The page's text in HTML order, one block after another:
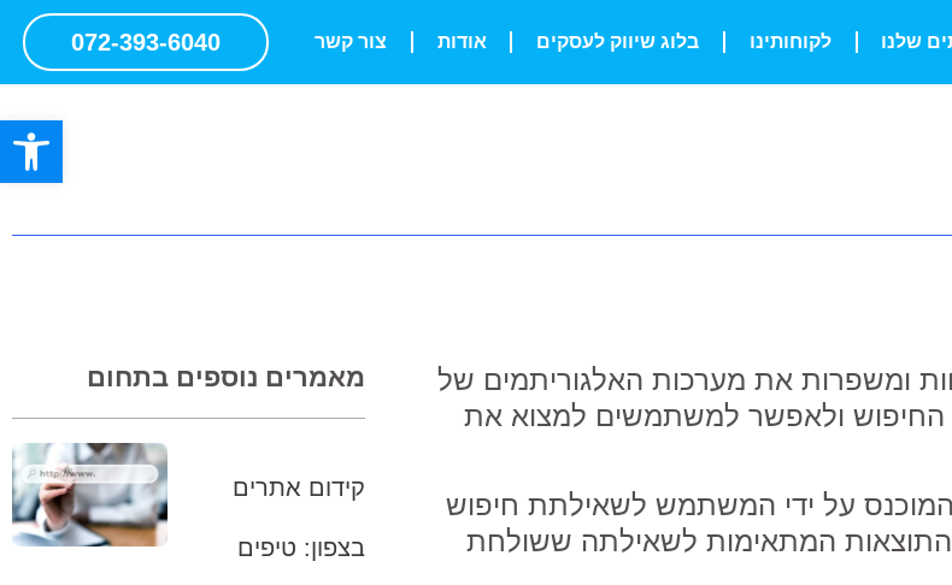
שלנו לקוחותינו בלוג שיווק לעסקים אודות צור קשר 072-393-6040
ומשפרות את מערכות האלגוריתמים של
החיפוש ולאפשר למשתמשים למצוא את
על ידי המשתמש לשאילתת חיפוש
התוצאות המתאימות לשאילתה ששולחת
מאמרים נוספים בתחום
קידום אתרים
בצפון: טיפים
פתח